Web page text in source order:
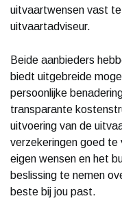
uitvaartwensen vast
uitvaartadviseur.
Beide aanbieders
biedt uitgebreide
persoonlijke
transparante
uitvoering van de
verzekeringen goed te
eigen wensen en het
beslissing te nemen
beste bij jou past.